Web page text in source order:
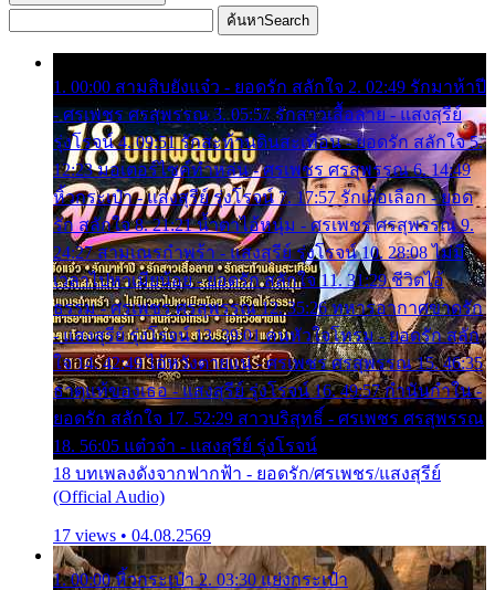
ค้นหาSearch
1. 00:00 สามสิบยังแจ๋ว - ยอดรัก สลักใจ 2. 02:49 รักมาห้าปี
- ศรเพชร ศรสุพรรณ 3. 05:57 รักสาวเสื้อลาย - แสงสุรีย์
รุ่งโรจน์ 4. 09:51 รักสะท้านดินสะเทือน - ยอดรัก สลักใจ 5.
12:23 มอเตอร์ไซค์ทำหล่น - ศรเพชร ศรสุพรรณ 6. 14:49
หิ้วกระเป๋า - แสงสุรีย์ รุ่งโรจน์ 7. 17:57 รักเผื่อเลือก - ยอด
รัก สลักใจ 8. 21:21 น้ำตาไอ้หนุ่ม - ศรเพชร ศรสุพรรณ 9.
24:27 สามเณรกำพร้า - แสงสุรีย์ รุ่งโรจน์ 10. 28:08 ไม่มี
เวลาไปหาเมียน้อย - ยอดรัก สลักใจ 11. 31:29 ชีวิตไอ้
ธรรม - ศรเพชร ศรสุพรรณ 12. 35:26 ทหารอากาศขาดรัก
- แสงสุรีย์ รุ่งโรจน์ 13. 39:01 คนหัวใจโทรม - ยอดรัก สลัก
ใจ 14. 42:49 ไอ้หวังตายแน่ - ศรเพชร ศรสุพรรณ 15. 46:35
ธาตุแท้ของเธอ - แสงสุรีย์ รุ่งโรจน์ 16. 49:57 กำนันกำใน -
ยอดรัก สลักใจ 17. 52:29 สาวบริสุทธิ์ - ศรเพชร ศรสุพรรณ
18. 56:05 แต๋วจ๋า - แสงสุรีย์ รุ่งโรจน์
18 บทเพลงดังจากฟากฟ้า - ยอดรัก/ศรเพชร/แสงสุรีย์
(Official Audio)
17 views • 04.08.2569
1. 00:00 หิ้วกระเป๋า 2. 03:30 แย่งกระเป๋า